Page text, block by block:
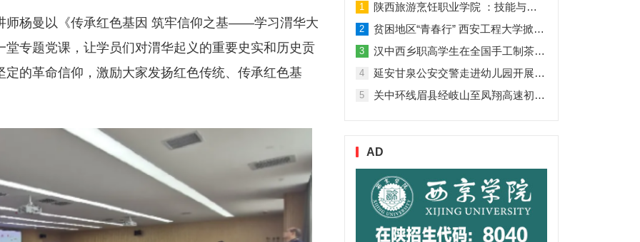
师杨曼以《传承红色基因 筑牢信仰之基——学习渭华大
专题党课，让学员们对渭华起义的重要史实和历史贡
的革命信仰，激励大家发扬红色传统、传承红色基
1 陕西旅游烹饪职业学院 ：技能与理论并行 人才与企业共赢
2 贫困地区“青春行” 西安工程大学掀起“扶贫热”
3 汉中西乡职高学生在全国手工制茶大赛中创佳绩
4 延安甘泉公安交警走进幼儿园开展交通安全专题讲座活动
5 关中环线眉县经岐山至凤翔高速初步设计获批！
AD